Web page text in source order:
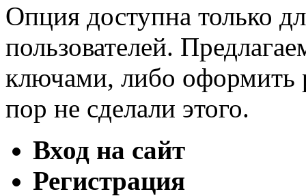
Опция доступна только
пользователей.
ключами, либо оформить
пор не сделали этого.
Вход на сайт
Регистрация